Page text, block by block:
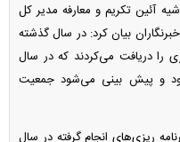
آئین تکریم و معارفه مدیر کل
بیان کرد: در سال گذشته
را دریافت می‌کردند که در سال
و پیش بینی می‌شود جمعیت
ریزی‌های انجام گرفته در سال